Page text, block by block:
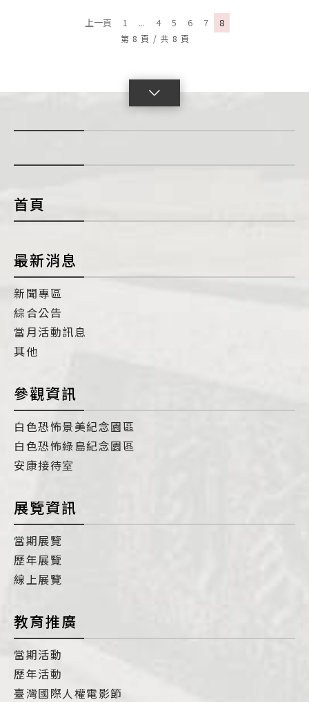
上一頁 1 ... 4 5 6 7 8
第 8 頁 / 共 8 頁
首頁
最新消息
新聞專區
綜合公告
當月活動訊息
其他
參觀資訊
白色恐怖景美紀念園區
白色恐怖綠島紀念園區
安康接待室
展覽資訊
當期展覽
歷年展覽
線上展覽
教育推廣
當期活動
歷年活動
臺灣國際人權電影節